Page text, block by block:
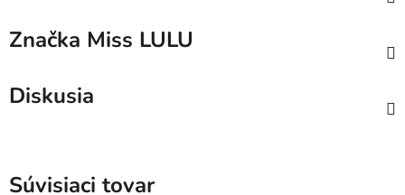
Značka Miss LULU
Diskusia
Súvisiaci tovar